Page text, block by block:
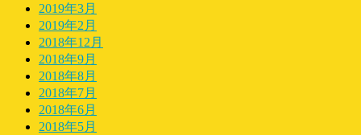
2019年3月
2019年2月
2018年12月
2018年9月
2018年8月
2018年7月
2018年6月
2018年5月